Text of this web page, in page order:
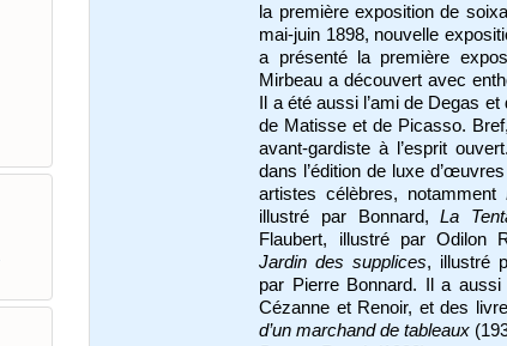
la première exposition de
mai-juin 1898, nouvelle
a présenté la première
Mirbeau a découvert avec
Il a été aussi l’ami de Degas
de Matisse et de Picasso.
avant-gardiste à l’esprit
dans l’édition de luxe
artistes célèbres, notamment
illustré par Bonnard,La
Flaubert, illustré par Odilon
Jardin des supplices, illustré
par Pierre Bonnard. Il a
Cézanne et Renoir, et des
d’un marchand de tableaux